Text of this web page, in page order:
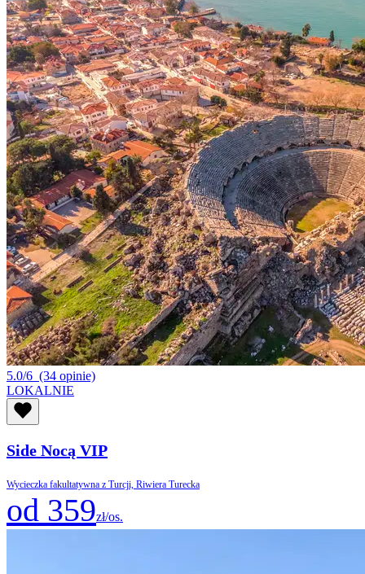
5.0/6 (34 opinie)
LOKALNIE
Side Nocą VIP
Wycieczka fakultatywna z Turcji, Riwiera Turecka
od 359zł/os.